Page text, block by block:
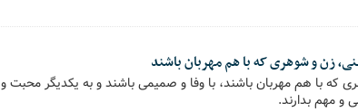
زن و شوهری که با هم مهربان باشند
که با هم مهربان باشند، با وفا و صمیمی باشند و به یکدیگر محبت و
و مهم بدارند.